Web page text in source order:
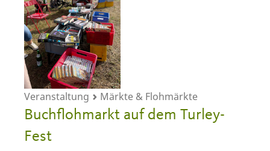
Veranstaltung Märkte & Flohmärkte
Buchflohmarkt auf dem Turley-
Fest